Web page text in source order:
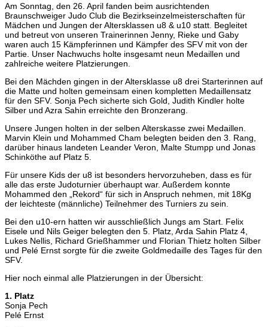
Am Sonntag, den 26. April fanden beim ausrichtenden
Braunschweiger Judo Club die Bezirkseinzelmeisterschaften für
Mädchen und Jungen der Altersklassen u8 & u10 statt. Begleitet
und betreut von unseren Trainerinnen Jenny, Rieke und Gaby
waren auch 15 Kämpferinnen und Kämpfer des SFV mit von der
Partie. Unser Nachwuchs holte insgesamt neun Medaillen und
zahlreiche weitere Platzierungen.
Bei den Mächden gingen in der Altersklasse u8 drei Starterinnen auf
die Matte und holten gemeinsam einen kompletten Medaillensatz
für den SFV. Sonja Pech sicherte sich Gold, Judith Kindler holte
Silber und Azra Sahin erreichte den Bronzerang.
Unsere Jungen holten in der selben Alterskasse zwei Medaillen.
Marvin Klein und Mohammed Cham belegten beiden den 3. Rang,
darüber hinaus landeten Leander Veron, Malte Stumpp und Jonas
Schinköthe auf Platz 5.
Für unsere Kids der u8 ist besonders hervorzuheben, dass es für
alle das erste Judoturnier überhaupt war. Außerdem konnte
Mohammed den „Rekord“ für sich in Anspruch nehmen, mit 18Kg
der leichteste (männliche) Teilnehmer des Turniers zu sein.
Bei den u10-ern hatten wir ausschließlich Jungs am Start. Felix
Eisele und Nils Geiger belegten den 5. Platz, Arda Sahin Platz 4,
Lukes Nellis, Richard Grießhammer und Florian Thietz holten Silber
und Pelé Ernst sorgte für die zweite Goldmedaille des Tages für den
SFV.
Hier noch einmal alle Platzierungen in der Übersicht:
1. Platz
Sonja Pech
Pelé Ernst